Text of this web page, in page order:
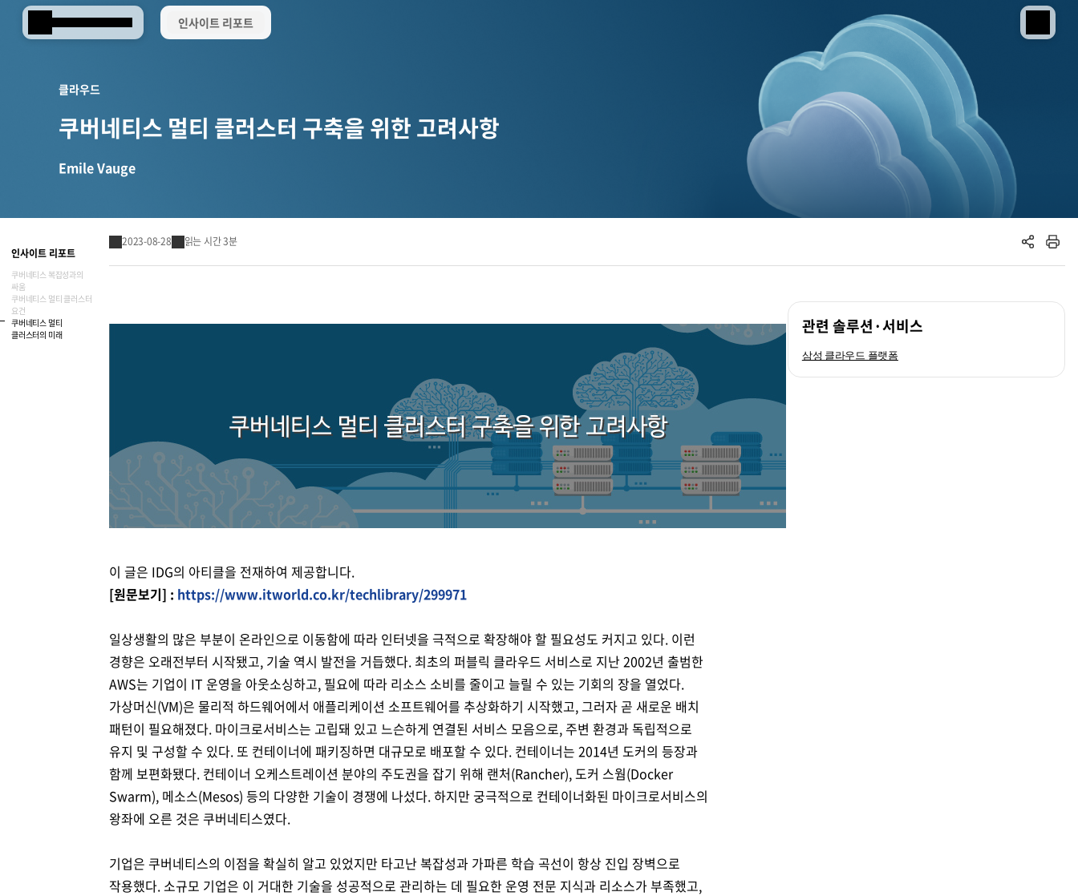
Samsung SDS 인사이트 리포트
AI 전환(AX)
데이터 분석
삼성SDS 클라우드의 특별함
클라우드 보안
데이터센터/네트워크
GDC (Global Development Center)
Brity Works
ESG 서비스
디지털 전환 컨설팅
CX 이노베이션
디지털 공공
디지털 헬스
CogniX
AI Agent 기반 SW 개발 플랫폼
개발 프레임워크
삼성SDS 물류의 특별함
글로벌 물류 거점
삼성SDS 소개
연혁
사업장 소개
Awards & Recognition
이사회 및 위원회
주주총회
공시 및 알림
FAQ
ESG 소식
인권경영
사회공헌
안전보건경영
윤리 & 준법경영
디지털 책임
보고서 & 정책
언론보도
클라우드
쿠버네티스 멀티 클러스터 구축을 위한 고려사항
Emile Vauge
인사이트 리포트
쿠버네티스 복잡성과의
싸움
쿠버네티스 멀티 클러스터
요건
쿠버네티스 멀티
클러스터의 미래
2023-08-28 읽는 시간 3분 공유하기인쇄하기
이 글은 IDG의 아티클을 전재하여 제공합니다.
[원문보기] : https://www.itworld.co.kr/techlibrary/299971
일상생활의 많은 부분이 온라인으로 이동함에 따라 인터넷을 극적으로 확장해야 할 필요성도 커지고 있다. 이런
경향은 오래전부터 시작됐고, 기술 역시 발전을 거듭했다. 최초의 퍼블릭 클라우드 서비스로 지난 2002년 출범한
AWS는 기업이 IT 운영을 아웃소싱하고, 필요에 따라 리소스 소비를 줄이고 늘릴 수 있는 기회의 장을 열었다.
가상머신(VM)은 물리적 하드웨어에서 애플리케이션 소프트웨어를 추상화하기 시작했고, 그러자 곧 새로운 배치
패턴이 필요해졌다. 마이크로서비스는 고립돼 있고 느슨하게 연결된 서비스 모음으로, 주변 환경과 독립적으로
유지 및 구성할 수 있다. 또 컨테이너에 패키징하면 대규모로 배포할 수 있다. 컨테이너는 2014년 도커의 등장과
함께 보편화됐다. 컨테이너 오케스트레이션 분야의 주도권을 잡기 위해 랜처(Rancher), 도커 스웜(Docker
Swarm), 메소스(Mesos) 등의 다양한 기술이 경쟁에 나섰다. 하지만 궁극적으로 컨테이너화된 마이크로서비스의
왕좌에 오른 것은 쿠버네티스였다.
기업은 쿠버네티스의 이점을 확실히 알고 있었지만 타고난 복잡성과 가파른 학습 곡선이 항상 진입 장벽으로
작용했다. 소규모 기업은 이 거대한 기술을 성공적으로 관리하는 데 필요한 운영 전문 지식과 리소스가 부족했고,
관련 솔루션·서비스
삼성 클라우드 플랫폼